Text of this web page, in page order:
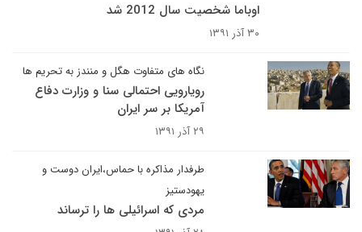
اوباما شخصیت سال 2012 شد
۳۰ آذر ۱۳۹۱
نگاه های متفاوت هگل و منندز به تحریم ها
رویارویی احتمالی سنا و وزارت دفاع
آمریکا بر سر ایران
۲۹ آذر ۱۳۹۱
طرفدار مذاکره با حماس،ایران دوست و
یهودستیز
مردی که اسرائیلی ها را ترساند